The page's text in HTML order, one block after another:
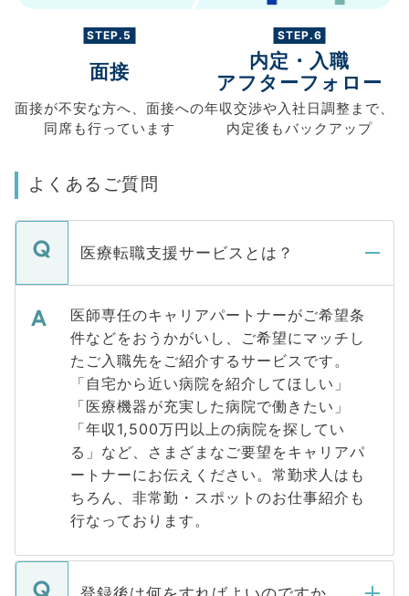
STEP.5
面接
面接が不安な方へ、 面接への
同席も行っています
STEP.6
内定・入職
アフターフォロー
年収交渉や入社日調整まで、
内定後もバックアップ
よくあるご質問
医療転職支援サービスとは？
医師専任のキャリアパートナーがご希望条
件などをおうかがいし、ご希望にマッチし
たご入職先をご紹介するサービスです。
「自宅から近い病院を紹介してほしい」
「医療機器が充実した病院で働きたい」
「年収1,500万円以上の病院を探してい
る」など、さまざまなご要望をキャリアパ
ートナーにお伝えください。常勤求人はも
ちろん、非常勤・スポットのお仕事紹介も
行なっております。